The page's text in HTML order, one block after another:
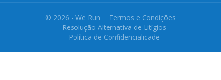
© 2026 - We Run
Termos e Condições
Resolução Alternativa de Litígios
Política de Confidencialidade